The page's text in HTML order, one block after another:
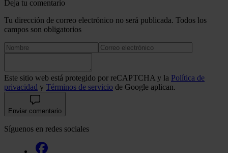
Deja tu comentario
Tu dirección de correo electrónico no será publicada. Todos los
campos son obligatorios
Este sitio web está protegido por reCAPTCHA y la Política de
privacidad y Términos de servicio de Google aplican.
Enviar comentario
Síguenos en redes sociales